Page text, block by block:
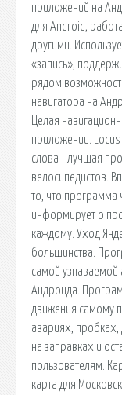
приложений на
для Android,
другими.
«запись»,
рядом
навигатора на
Целая
приложении.
слова - лучшая
велосипедистов.
то, что программа
информирует о
каждому. Уход
большинства.
самой узнаваемой
Андроида.
движения самому
авариях,
на заправках и
пользователям.
карта для